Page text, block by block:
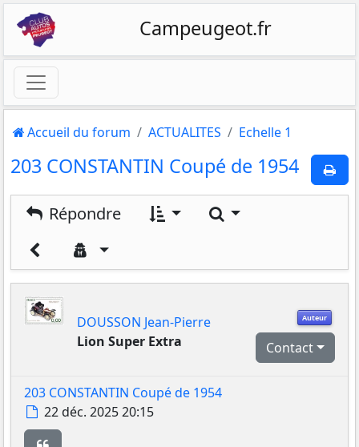
Campeugeot.fr
Accueil du forum ACTUALITES Echelle 1
203 CONSTANTIN Coupé de 1954
Répondre Rechercher
Auteur
DOUSSON Jean-Pierre
Lion Super Extra
Contact
203 CONSTANTIN Coupé de 1954
Message
22 déc. 2025 20:15